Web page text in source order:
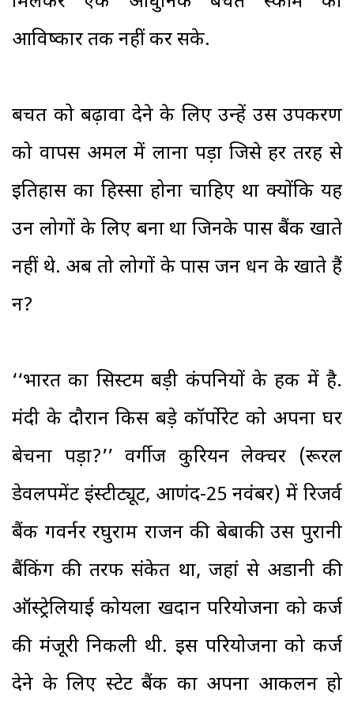
आविष्कार तक नहीं कर सके.
बचत को बढ़ावा देने के लिए उन्हें उस उपकरण
को वापस अमल में लाना पड़ा जिसे हर तरह से
इतिहास का हिस्सा होना चाहिए था क्योंकि यह
उन लोगों के लिए बना था जिनके पास बैंक खाते
नहीं थे. अब तो लोगों के पास जन धन के खाते हैं
न?
‘‘भारत का सिस्टम बड़ी कंपनियों के हक में है.
मंदी के दौरान किस बड़े कॉर्पोरेट को अपना घर
बेचना पड़ा?’’ वर्गीज कुरियन लेक्चर (रूरल
डेवलपमेंट इंस्टीट्यूट, आणंद-25 नवंबर) में रिजर्व
बैंक गवर्नर रघुराम राजन की बेबाकी उस पुरानी
बैंकिंग की तरफ संकेत था, जहां से अडानी की
ऑस्ट्रेलियाई कोयला खदान परियोजना को कर्ज
की मंजूरी निकली थी. इस परियोजना को कर्ज
देने के लिए स्टेट बैंक का अपना आकलन हो